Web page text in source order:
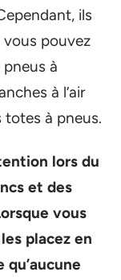
ils
vous pouvez
à
à l’air
totes à pneus.
lors du
et des
vous
placez en